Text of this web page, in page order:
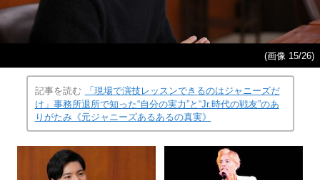
(画像 15/26)
記事を読む
「現場で演技レッスンできるのはジャニーズだ
け」事務所退所で知った“自分の実力”と“Jr.時代の戦友”のあ
りがたみ《元ジャニーズあるあるの真実》